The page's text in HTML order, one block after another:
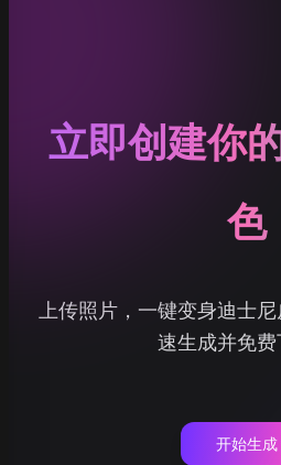
立即创建你
色
上传照片，一键变身迪士
速生成并免费
开始生成